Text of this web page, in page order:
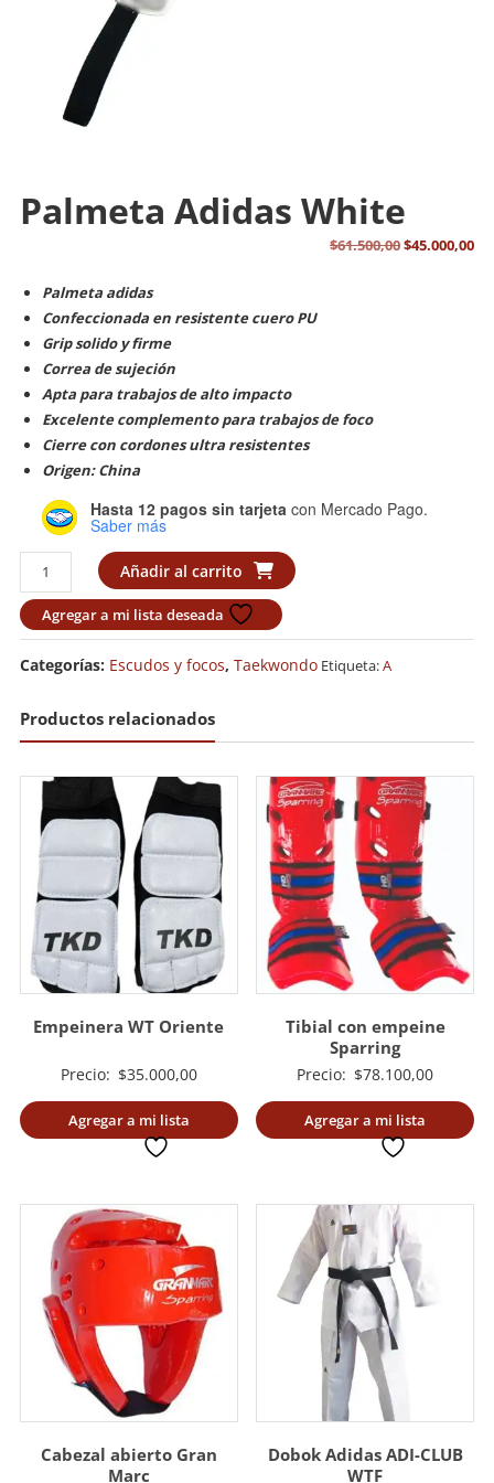
Palmeta Adidas White
$61.500,00El
$45.000,00El
Palmeta adidas
Confeccionada en resistente cuero PU
Grip solido y firme
Correa de sujeción
Apta para trabajos de alto impacto
Excelente complemento para trabajos de foco
Cierre con cordones ultra resistentes
Origen: China
Hasta 12 pagos sin tarjetacon Mercado Pago.
Saber más
Palmeta
Adidas
White
cantidad
Añadir al carrito
Agregar a mi lista deseada
Categorías: Escudos y focos, Taekwondo Etiqueta:A
Productos relacionados
Empeinera WT Oriente
Precio: $35.000,00
Agregar a mi lista
Tibial con empeine
Sparring
Precio: $78.100,00
Agregar a mi lista
Cabezal abierto Gran
Marc
Dobok Adidas ADI-CLUB
WTF